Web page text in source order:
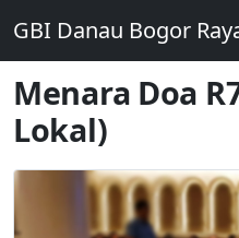
GBI Danau Bogor
Menara Doa
Lokal)